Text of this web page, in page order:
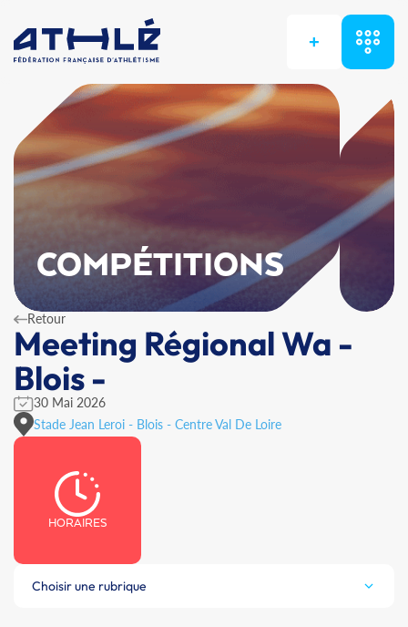
+
COMPÉTITIONS
Retour
Meeting Régional Wa -
Blois -
30 Mai 2026
Stade Jean Leroi - Blois - Centre Val De Loire
HORAIRES
Choisir une rubrique